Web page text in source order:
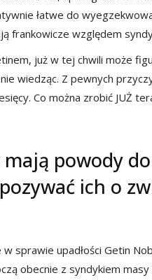
łatwe do
frankowicze względem
już w tej chwili może
wiedząc. Z pewnych
Co można zrobić JUŻ
powody do
ich o
sprawie upadłości Getin
obecnie z syndykiem masy